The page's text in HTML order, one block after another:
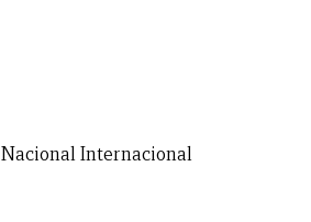
NacionalInternacional